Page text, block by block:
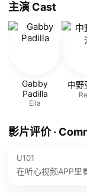
主演 Cast
Gabby
Padilla
Ella
中野
影片评价 ·
U101
在听心视频APP里